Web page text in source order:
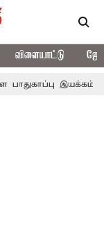
விளையாட்டு
இயக்கம்